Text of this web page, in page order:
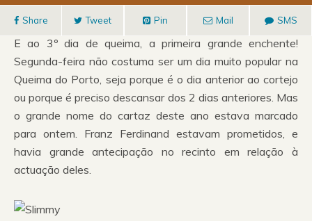
Share Tweet Pin Mail SMS
E ao 3º dia de queima, a primeira grande enchente!
Segunda-feira não costuma ser um dia muito popular na
Queima do Porto, seja porque é o dia anterior ao cortejo
ou porque é preciso descansar dos 2 dias anteriores. Mas
o grande nome do cartaz deste ano estava marcado
para ontem. Franz Ferdinand estavam prometidos, e
havia grande antecipação no recinto em relação à
actuação deles.